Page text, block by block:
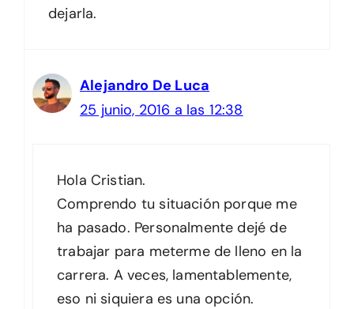
dejarla.
Alejandro De Luca
25 junio, 2016 a las 12:38
Hola Cristian.
Comprendo tu situación porque me
ha pasado. Personalmente dejé de
trabajar para meterme de lleno en la
carrera. A veces, lamentablemente,
eso ni siquiera es una opción.